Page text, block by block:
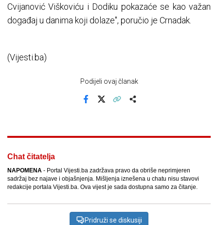
Cvijanović Viškoviću i Dodiku pokazaće se kao važan
događaj u danima koji dolaze", poručio je Crnadak.
(Vijesti.ba)
Podijeli ovaj članak
Chat čitatelja
NAPOMENA - Portal Vijesti.ba zadržava pravo da obriše neprimjeren
sadržaj bez najave i objašnjenja. Mišljenja iznešena u chatu nisu stavovi
redakcije portala Vijesti.ba. Ova vijest je sada dostupna samo za čitanje.
Pridruži se diskusiji